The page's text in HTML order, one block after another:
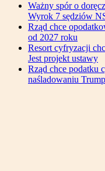
Ważny spór o
Wyrok 7 sędziów
Rząd chce
od 2027 roku
Resort cyfryzacji
Jest projekt ustawy
Rząd chce podatku
naśladowaniu